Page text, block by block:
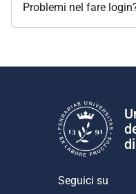
Problemi nel fare
Seguici su